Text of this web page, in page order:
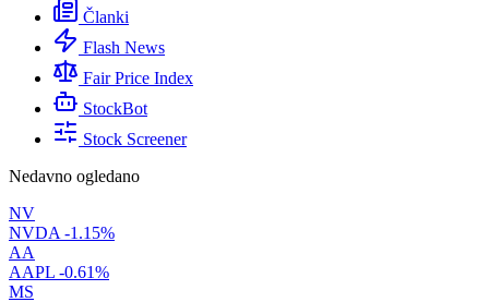
Članki
Flash News
Fair Price Index
StockBot
Stock Screener
Nedavno ogledano
NV
NVDA -1.15%
AA
AAPL -0.61%
MS